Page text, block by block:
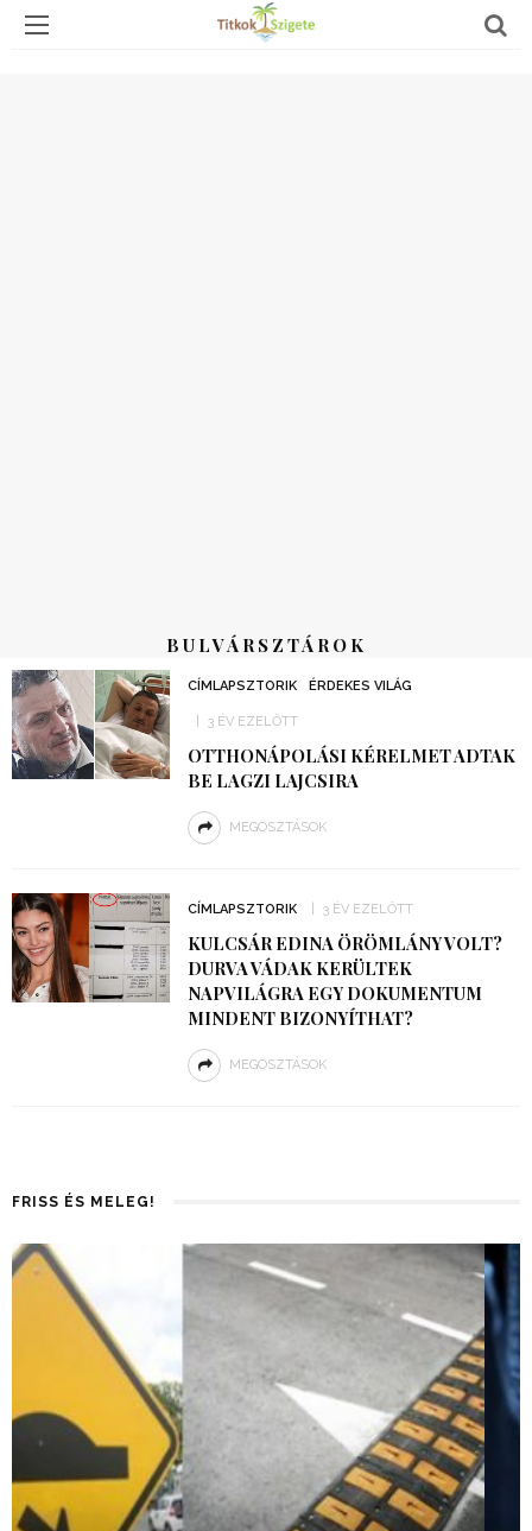
BULVÁRSZTÁROK
CÍMLAPSZTORIK ÉRDEKES VILÁG
3 ÉV EZELŐTT
OTTHONÁPOLÁSI KÉRELMET ADTAK
BE LAGZI LAJCSIRA
MEGOSZTÁSOK
CÍMLAPSZTORIK 3 ÉV EZELŐTT
KULCSÁR EDINA ÖRÖMLÁNY VOLT?
DURVA VÁDAK KERÜLTEK
NAPVILÁGRA EGY DOKUMENTUM
MINDENT BIZONYÍTHAT?
MEGOSZTÁSOK
FRISS ÉS MELEG!